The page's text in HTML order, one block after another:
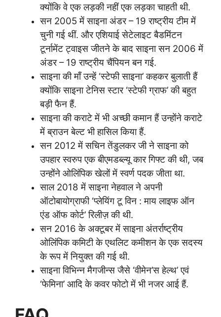
क्योंकि वे एक लड़की नहीं एक लड़का चाहती थी.
सन 2005 में साइना अंडर – 19 राष्ट्रीय टीम में
चुनी गई थीं. और एशियाई सेटेलाइट बैडमिंटन
टूर्नामेंट ट्वाइस जीतने के बाद साइना सन 2006 में
अंडर – 19 राष्ट्रीय चैंपियन बन गई.
साइना की माँ उन्हें ‘स्टेफी साइना’ कहकर बुलाती हैं
क्योंकि साइना टेनिस स्टार ‘स्टेफी ग्राफ’ की बहुत
बड़ी फैन हैं.
साइना की कराटे में भी अच्छी कमान हैं उन्होंने कराटे
में ब्राउन बेल्ट भी हासिल किया हैं.
सन 2012 में सचिन तेंडुलकर जी ने साइना को
उपहार स्वरुप एक बीएमडब्ल्यू कार गिफ्ट की थी, जब
उन्होंने ओलिंपिक खेलों में स्वर्ण पदक जीता था.
साल 2018 में साइना नेहवाल ने अपनी
ऑटोबायोग्राफी ‘प्लेयिंग टू विन : माय लाइफ ऑन
एंड ऑफ कोर्ट’ रिलीज़ की थी.
सन 2016 के अक्टूबर में साइना अंतर्राष्ट्रीय
ओलिंपिक कमिटी के एथलिट कमीशन के एक सदस्य
के रूप में नियुक्त की गई थी.
साइना विभिन्न मैगजीन्स जैसे ‘वीमेन’स हेल्थ’ एवं
‘फेमिना’ आदि के कवर फोटो में भी नजर आई हैं.